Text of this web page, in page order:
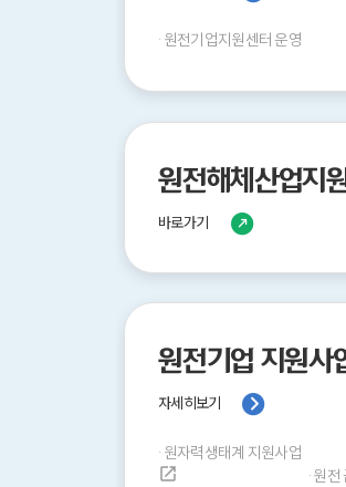
· 원전기업지원센터 운영
원전해체산업지
바로가기
원전기업 지원사
자세히보기
· 원자력생태계 지원사업
open_in_new ·원전